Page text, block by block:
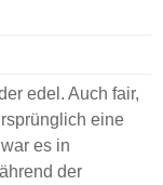
edel. Auch fair,
eine
es in
der